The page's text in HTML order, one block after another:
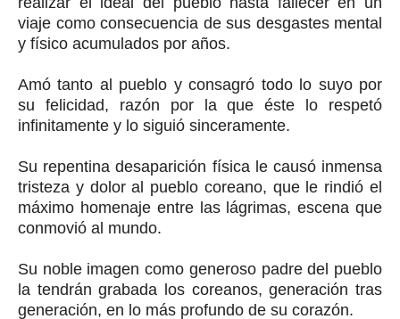
viaje como consecuencia de sus desgastes mental
y físico acumulados por años.
Amó tanto al pueblo y consagró todo lo suyo por
su felicidad, razón por la que éste lo respetó
infinitamente y lo siguió sinceramente.
Su repentina desaparición física le causó inmensa
tristeza y dolor al pueblo coreano, que le rindió el
máximo homenaje entre las lágrimas, escena que
conmovió al mundo.
Su noble imagen como generoso padre del pueblo
la tendrán grabada los coreanos, generación tras
generación, en lo más profundo de su corazón.